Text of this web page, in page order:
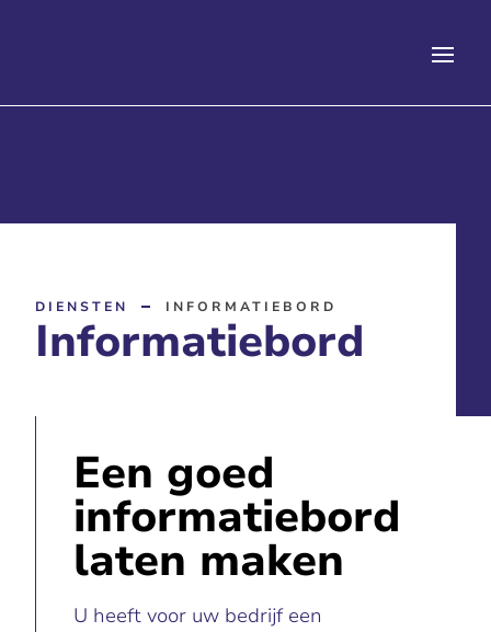
DIENSTEN INFORMATIEBORD
Informatiebord
Een goed
informatiebord
laten maken
U heeft voor uw bedrijf een